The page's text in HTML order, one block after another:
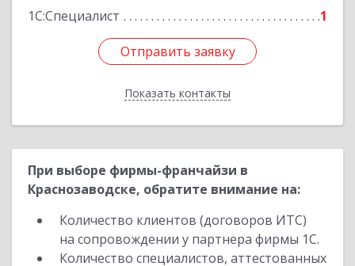
1С:Специалист
1
Отправить заявку
Показать контакты
Отправить заявку
Назад
При выборе фирмы-франчайзи в
Краснозаводске, обратите внимание на:
Количество клиентов (договоров ИТС)
на сопровождении у партнера фирмы 1С.
Количество специалистов, аттестованных